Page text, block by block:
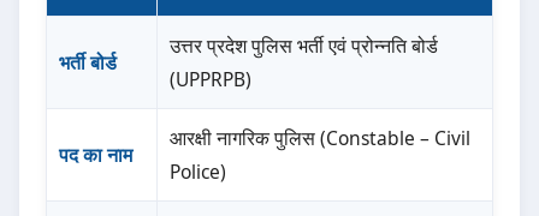
भर्ती बोर्ड
उत्तर प्रदेश पुलिस भर्ती एवं प्रोन्नति बोर्ड
(UPPRPB)
पद का नाम
आरक्षी नागरिक पुलिस (Constable – Civil
Police)